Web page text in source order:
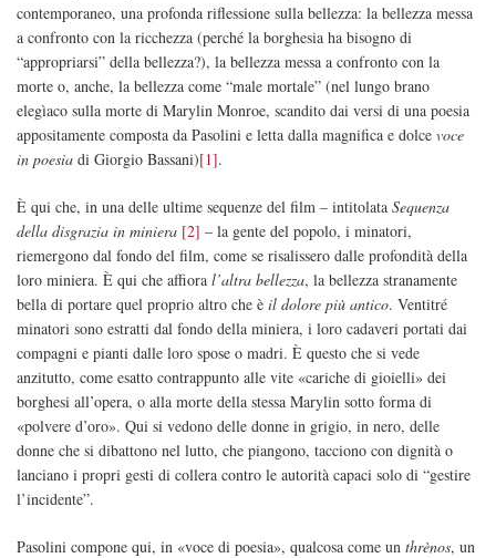
contemporaneo, una profonda riflessione sulla bellezza: la bellezza messa
a confronto con la ricchezza (perché la borghesia ha bisogno di
“appropriarsi” della bellezza?), la bellezza messa a confronto con la
morte o, anche, la bellezza come “male mortale” (nel lungo brano
elegìaco sulla morte di Marylin Monroe, scandito dai versi di una poesia
appositamente composta da Pasolini e letta dalla magnifica e dolce voce
in poesia di Giorgio Bassani)[1].
È qui che, in una delle ultime sequenze del film – intitolata Sequenza
della disgrazia in miniera [2] – la gente del popolo, i minatori,
riemergono dal fondo del film, come se risalissero dalle profondità della
loro miniera. È qui che affiora l’altra bellezza, la bellezza stranamente
bella di portare quel proprio altro che è il dolore più antico. Ventitré
minatori sono estratti dal fondo della miniera, i loro cadaveri portati dai
compagni e pianti dalle loro spose o madri. È questo che si vede
anzitutto, come esatto contrappunto alle vite «cariche di gioielli» dei
borghesi all’opera, o alla morte della stessa Marylin sotto forma di
«polvere d’oro». Qui si vedono delle donne in grigio, in nero, delle
donne che si dibattono nel lutto, che piangono, tacciono con dignità o
lanciano i propri gesti di collera contro le autorità capaci solo di “gestire
l’incidente”.
Pasolini compone qui, in «voce di poesia», qualcosa come un thrènos, un